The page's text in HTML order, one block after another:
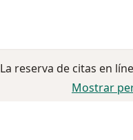
La reserva de citas en
Mostrar